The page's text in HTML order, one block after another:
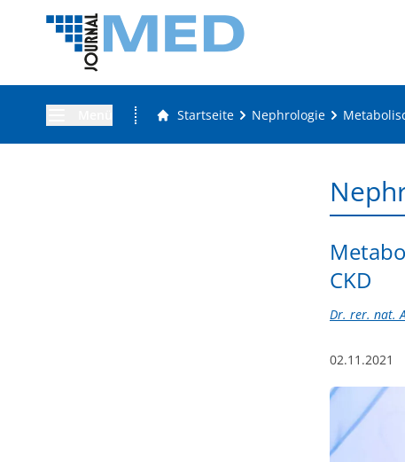
Startseite Nephrologie
CKD
Dr. rer. nat.
02.11.2021